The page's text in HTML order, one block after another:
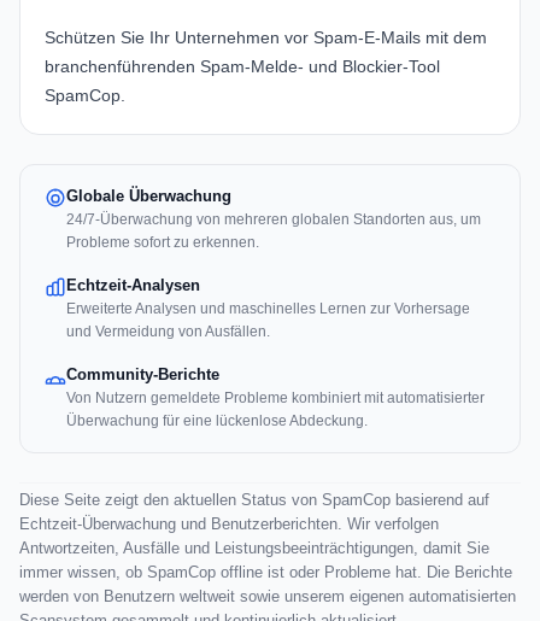
Schützen Sie Ihr Unternehmen vor Spam-E-Mails mit dem
branchenführenden Spam-Melde- und Blockier-Tool
SpamCop.
Globale Überwachung
24/7-Überwachung von mehreren globalen Standorten aus, um
Probleme sofort zu erkennen.
Echtzeit-Analysen
Erweiterte Analysen und maschinelles Lernen zur Vorhersage
und Vermeidung von Ausfällen.
Community-Berichte
Von Nutzern gemeldete Probleme kombiniert mit automatisierter
Überwachung für eine lückenlose Abdeckung.
Diese Seite zeigt den aktuellen Status von SpamCop basierend auf
Echtzeit-Überwachung und Benutzerberichten. Wir verfolgen
Antwortzeiten, Ausfälle und Leistungsbeeinträchtigungen, damit Sie
immer wissen, ob SpamCop offline ist oder Probleme hat. Die Berichte
werden von Benutzern weltweit sowie unserem eigenen automatisierten